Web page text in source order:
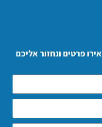
פרטים ונחזור אליכם